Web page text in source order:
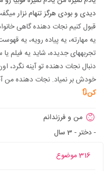
دیدی و بودی هرگز تنهام نزار
قبول کنیم نجات دهنده گاهی
یه مهارته، یه پیاده رویه، یه
تجربههای جدیده، شاید یه فیلم
دنبال نجات دهنده تو آینه
خودش بر نمیاد. نجات دهنده من
کن🔃
من و فرزندانم
- دختر - 3 سال
316 موضوع